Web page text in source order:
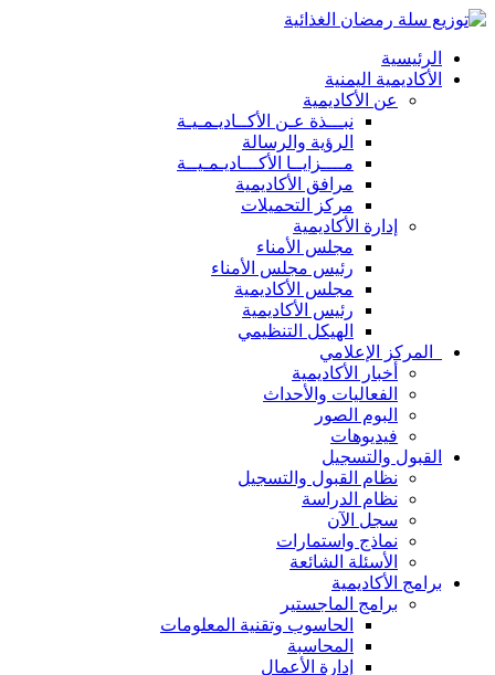
الرئيسية
الأكاديمية اليمنية
عن الأكاديمية
نبـــذة عـن الأكــاديـمـيـة
الرؤية والرسالة
مــــزايــا الأكـــاديـمـيــة
مرافق الأكاديمية
مركز التحميلات
إدارة الأكاديمية
مجلس الأمناء
رئيس مجلس الأمناء
مجلس الأكاديمية
رئيس الأكاديمية
الهيكل التنظيمي
المركز الإعلامي
أخبار الأكاديمية
الفعاليات والأحداث
البوم الصور
فيديوهات
القبول والتسجيل
نظام القبول والتسجيل
نظام الدراسة
سجل الآن
نماذج واستمارات
الأسئلة الشائعة
برامج الأكاديمية
برامج الماجستير
الحاسوب وتقنية المعلومات
المحاسبة
إدارة الأعمال